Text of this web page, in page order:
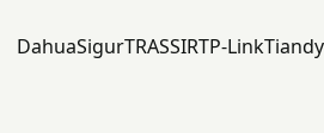
DahuaSigurTRASSIRTP-LinkTiandy